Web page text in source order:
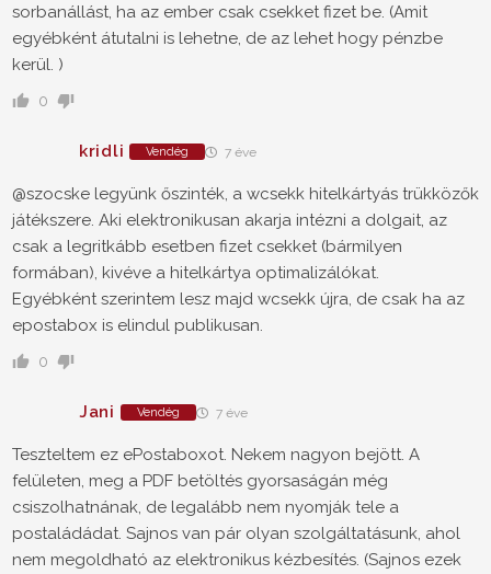
sorbanállást, ha az ember csak csekket fizet be. (Amit
egyébként átutalni is lehetne, de az lehet hogy pénzbe
kerül. )
0
kridli Vendég 7 éve
@szocske legyünk őszinték, a wcsekk hitelkártyás trükközők
játékszere. Aki elektronikusan akarja intézni a dolgait, az
csak a legritkább esetben fizet csekket (bármilyen
formában), kivéve a hitelkártya optimalizálókat.
Egyébként szerintem lesz majd wcsekk újra, de csak ha az
epostabox is elindul publikusan.
0
Jani Vendég 7 éve
Teszteltem ez ePostaboxot. Nekem nagyon bejött. A
felületen, meg a PDF betöltés gyorsaságán még
csiszolhatnának, de legalább nem nyomják tele a
postaládádat. Sajnos van pár olyan szolgáltatásunk, ahol
nem megoldható az elektronikus kézbesítés. (Sajnos ezek